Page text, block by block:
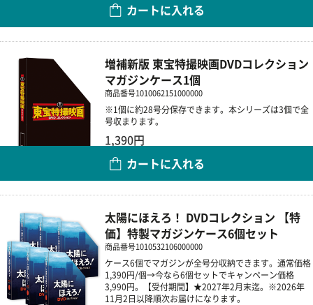
カートに入れる
増補新版 東宝特撮映画DVDコレクション
マガジンケース1個
商品番号1010062151000000
※1個に約28号分保存できます。本シリーズは3個で全
号収まります。
1,390円
カートに入れる
太陽にほえろ！ DVDコレクション 【特
価】特製マガジンケース6個セット
商品番号1010532106000000
ケース6個でマガジンが全号分収納できます。通常価格
1,390円/個→今なら6個セットでキャンペーン価格
3,990円。【受付期間】★2027年2月末迄。※2026年
11月2日以降順次お届けになります。